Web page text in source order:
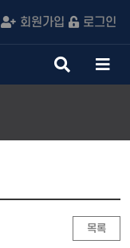
회원가입 로그인
검
색
메
뉴
목록